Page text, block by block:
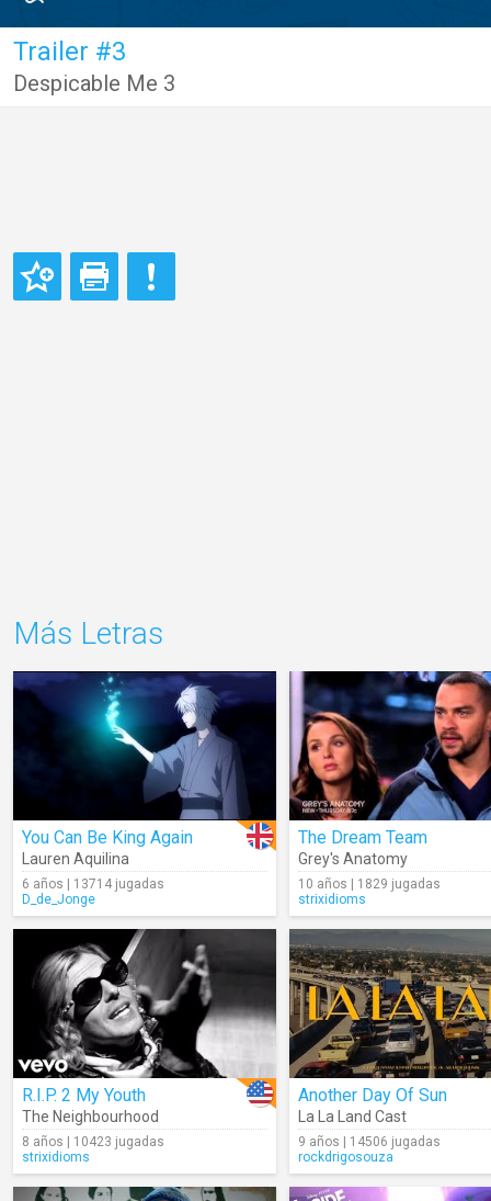
Trailer #3
Despicable Me 3
Más Letras
You Can Be King Again
Lauren Aquilina
6 años | 13714 jugadas
D_de_Jonge
The Dream Team
Grey's Anatomy
10 años | 1829 jugadas
strixidioms
R.I.P. 2 My Youth
The Neighbourhood
8 años | 10423 jugadas
strixidioms
Another Day Of Sun
La La Land Cast
9 años | 14506 jugadas
rockdrigosouza